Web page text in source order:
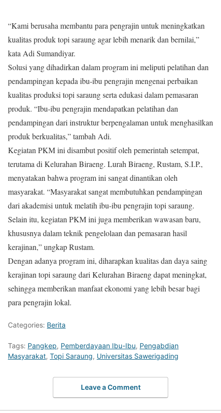
“Kami berusaha membantu para pengrajin untuk meningkatkan
kualitas produk topi saraung agar lebih menarik dan bernilai,”
kata Adi Sumandiyar.
Solusi yang dihadirkan dalam program ini meliputi pelatihan dan
pendampingan kepada ibu-ibu pengrajin mengenai perbaikan
kualitas produksi topi saraung serta edukasi dalam pemasaran
produk. “Ibu-ibu pengrajin mendapatkan pelatihan dan
pendampingan dari instruktur berpengalaman untuk menghasilkan
produk berkualitas,” tambah Adi.
Kegiatan PKM ini disambut positif oleh pemerintah setempat,
terutama di Kelurahan Biraeng. Lurah Biraeng, Rustam, S.I.P.,
menyatakan bahwa program ini sangat dinantikan oleh
masyarakat. “Masyarakat sangat membutuhkan pendampingan
dari akademisi untuk melatih ibu-ibu pengrajin topi saraung.
Selain itu, kegiatan PKM ini juga memberikan wawasan baru,
khususnya dalam teknik pengelolaan dan pemasaran hasil
kerajinan,” ungkap Rustam.
Dengan adanya program ini, diharapkan kualitas dan daya saing
kerajinan topi saraung dari Kelurahan Biraeng dapat meningkat,
sehingga memberikan manfaat ekonomi yang lebih besar bagi
para pengrajin lokal.
Categories: Berita
Tags: Pangkep, Pemberdayaan Ibu-Ibu, Pengabdian
Masyarakat, Topi Saraung, Universitas Sawerigading
Leave a Comment